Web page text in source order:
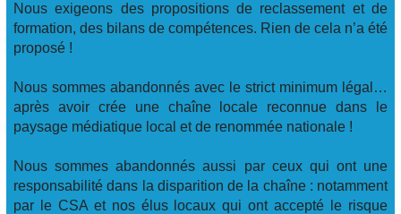
Nous exigeons des propositions de reclassement et de
formation, des bilans de compétences. Rien de cela n’a été
proposé !
Nous sommes abandonnés avec le strict minimum légal…
après avoir crée une chaîne locale reconnue dans le
paysage médiatique local et de renommée nationale !
Nous sommes abandonnés aussi par ceux qui ont une
responsabilité dans la disparition de la chaîne : notamment
par le CSA et nos élus locaux qui ont accepté le risque